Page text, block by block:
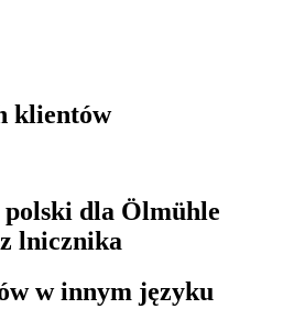
klientów
dla Ölmühle
lnicznika
w innym języku